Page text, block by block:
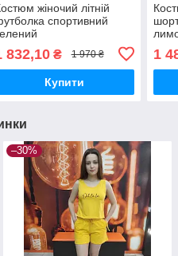
жіночий літній
спортивний
832,10₴ 1 970 ₴
Купити
1
–30%